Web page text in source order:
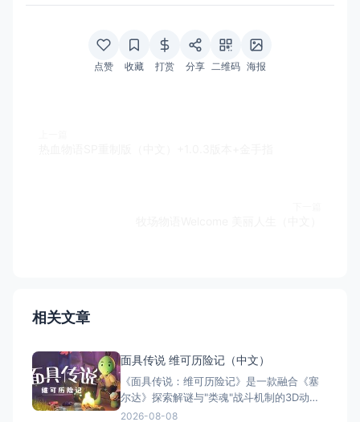
点赞 收藏 打赏 分享 二维码 海报
相关文章
面具传说 维可历险记（中文）
《面具传说：维可历险记》是一款融合《塞
尔达》探索解谜与"类魂"战斗机制的3D动作
冒险游戏。玩家扮演冒险家维可，在奇幻世
2026-08-08